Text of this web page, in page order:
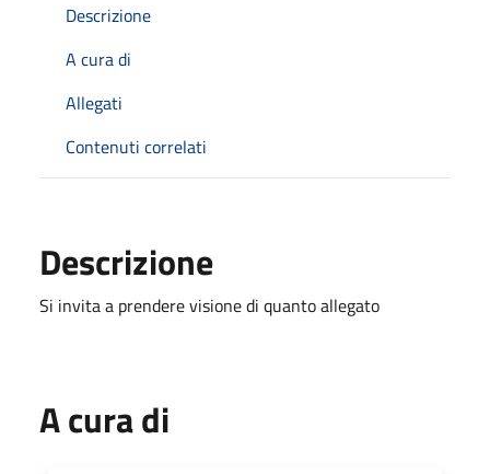
Descrizione
A cura di
Allegati
Contenuti correlati
Descrizione
Si invita a prendere visione di quanto allegato
A cura di